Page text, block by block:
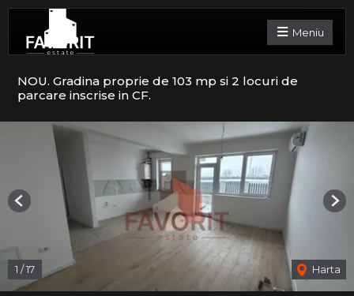
Meniu
NOU. Gradina proprie de 103 mp si 2 locuri de
parcare inscrise in CF.
1 /17 Harta
Previous